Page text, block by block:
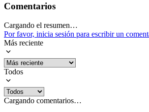
Comentarios
Cargando el resumen…
Por favor, inicia sesión para escribir un
Más reciente
Todos
Cargando comentarios…